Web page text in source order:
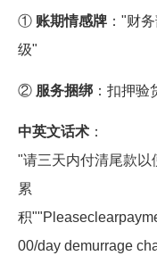
① 账期情感牌 ："财
级"
② 服务捆绑 ：扣押
中英文话术 ：
"请三天内付清尾款以
累
积""Pl easec earpaym
00/day demurrage